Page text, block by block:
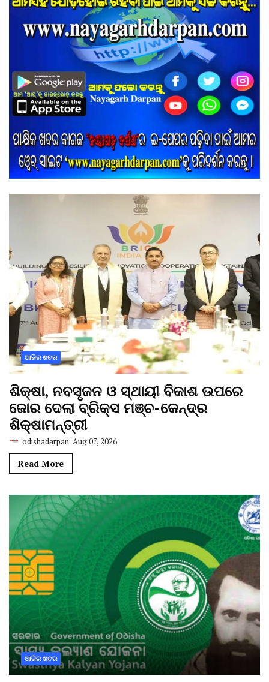
ଆଜିର ଖବର
ଶିକ୍ଷା, ନବସୃଜନ ଓ ସ୍ଥାୟୀ ବିକାଶ ଉପରେ
ଜୋର ଦେଲା ବ୍ରିକ୍ସ ମଞ୍ଚ-କେନ୍ଦ୍ର
ଶିକ୍ଷାମନ୍ତ୍ରୀ
odishadarpan Aug 07, 2026
Read More
ଆଜିର ଖବର